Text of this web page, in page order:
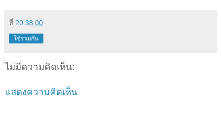
ที่ 20:38:00
ใช้ร่วมกัน
ไม่มีความคิดเห็น:
แสดงความคิดเห็น